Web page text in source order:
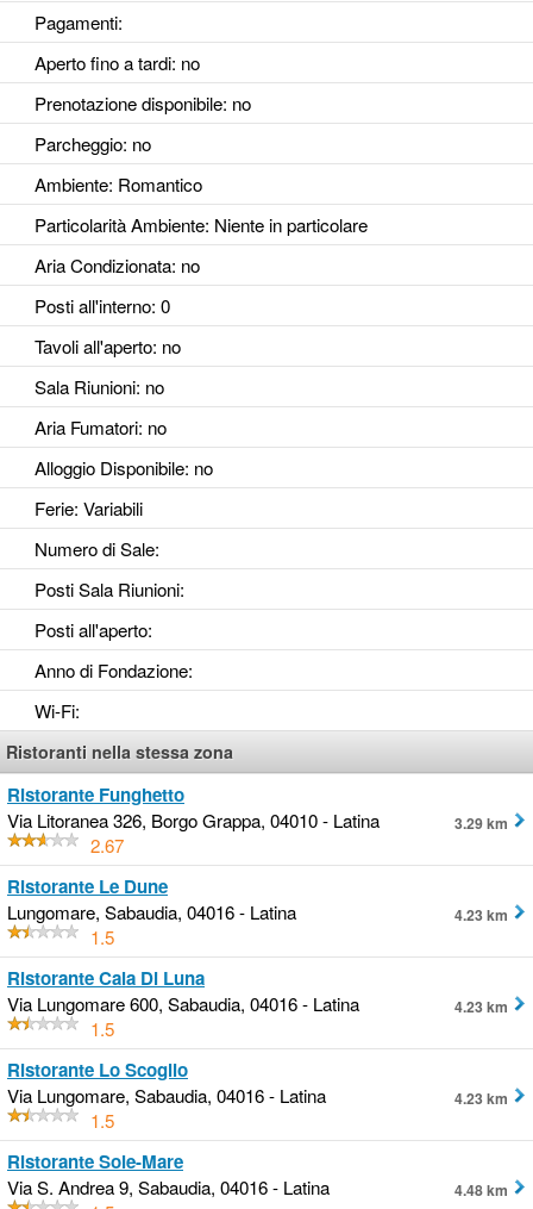
Pagamenti:
Aperto fino a tardi: no
Prenotazione disponibile: no
Parcheggio: no
Ambiente: Romantico
Particolarità Ambiente: Niente in particolare
Aria Condizionata: no
Posti all'interno: 0
Tavoli all'aperto: no
Sala Riunioni: no
Aria Fumatori: no
Alloggio Disponibile: no
Ferie: Variabili
Numero di Sale:
Posti Sala Riunioni:
Posti all'aperto:
Anno di Fondazione:
Wi-Fi:
Ristoranti nella stessa zona
Ristorante Funghetto
Via Litoranea 326, Borgo Grappa, 04010 - Latina
2.67
3.29 km
Ristorante Le Dune
Lungomare, Sabaudia, 04016 - Latina
1.5
4.23 km
Ristorante Cala Di Luna
Via Lungomare 600, Sabaudia, 04016 - Latina
1.5
4.23 km
Ristorante Lo Scoglio
Via Lungomare, Sabaudia, 04016 - Latina
1.5
4.23 km
Ristorante Sole-Mare
Via S. Andrea 9, Sabaudia, 04016 - Latina
4.48 km